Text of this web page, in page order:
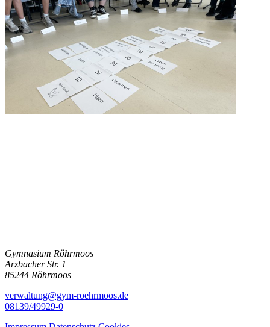
Gymnasium Röhrmoos
Arzbacher Str. 1
85244 Röhrmoos
verwaltung@gym-roehrmoos.de
08139/49929-0